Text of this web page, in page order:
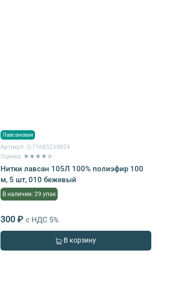
Лавсановая
Артикул: G-71685239824
Оценка: ★★★★☆
Нитки лавсан 105Л 100% полиэфир 100
м, 5 шт, 010 бежевый
В наличии: 29 упак
300 ₽ с НДС 5%
В корзину